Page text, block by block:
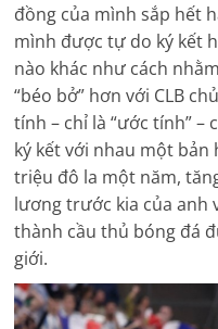
đồng của mình sắp hết
mình được tự do ký kết
nào khác như cách
“béo bở” hơn với CLB
tính – chỉ là “ước tính” –
ký kết với nhau một
triệu đô la một năm,
lương trước kia của anh
thành cầu thủ bóng đá
giới.